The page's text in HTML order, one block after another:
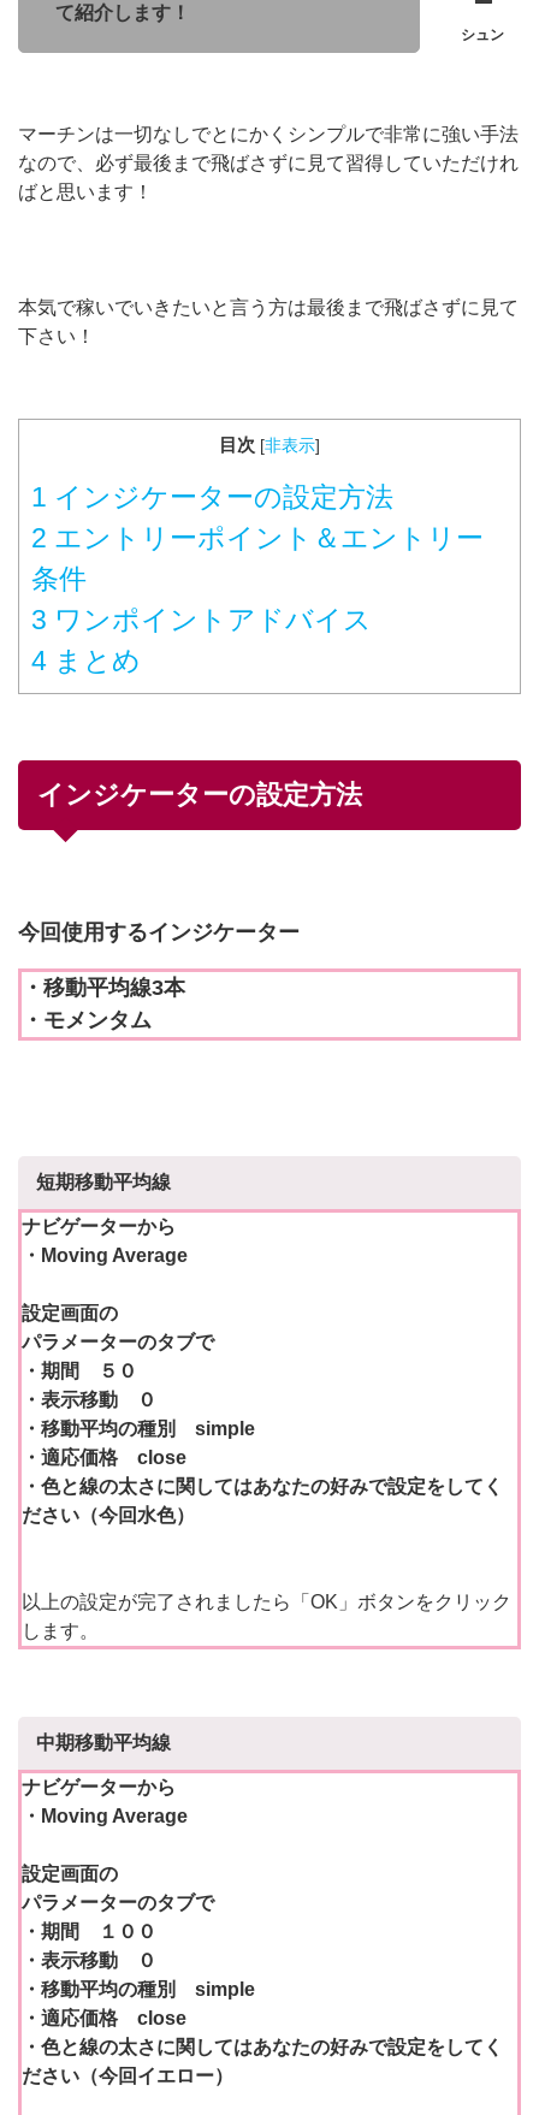
て紹介します！
マーチンは一切なしでとにかくシンプルで非常に強い手法
なので、必ず最後まで飛ばさずに見て習得していただけれ
ばと思います！
本気で稼いでいきたいと言う方は最後まで飛ばさずに見て
下さい！
目次 [非表示]
1 インジケーターの設定方法
2 エントリーポイント＆エントリー
条件
3 ワンポイントアドバイス
4 まとめ
インジケーターの設定方法
今回使用するインジケーター
・移動平均線3本
・モメンタム
短期移動平均線
ナビゲーターから
・Moving Average
設定画面の
パラメーターのタブで
・期間 ５０
・表示移動 ０
・移動平均の種別 simple
・適応価格 close
・色と線の太さに関してはあなたの好みで設定をしてく
ださい（今回水色）
以上の設定が完了されましたら「OK」ボタンをクリック
します。
中期移動平均線
ナビゲーターから
・Moving Average
設定画面の
パラメーターのタブで
・期間 １００
・表示移動 ０
・移動平均の種別 simple
・適応価格 close
・色と線の太さに関してはあなたの好みで設定をしてく
ださい（今回イエロー）